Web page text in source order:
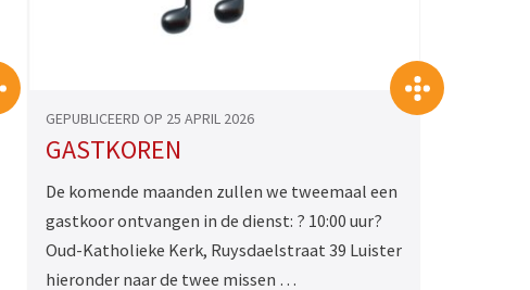
>>
GEPUBLICEERD OP 25 APRIL 2026
GASTKOREN
De komende maanden zullen we tweemaal een
gastkoor ontvangen in de dienst: ? 10:00 uur?
Oud-Katholieke Kerk, Ruysdaelstraat 39 Luister
hieronder naar de twee missen …
>>